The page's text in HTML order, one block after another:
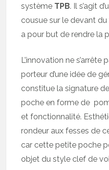
système TPB. Il s’agit
cousue sur le devant du
a pour but de rendre la
L’innovation ne s’arrête
porteur d’une idée de
constitue la signature
poche en forme de
et fonctionnalité.
rondeur aux fesses de
car cette petite poche
objet du style clef de